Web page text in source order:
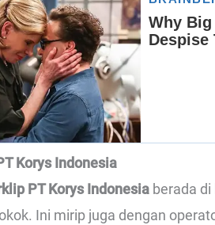
Korys Indonesia
PT Korys Indonesia berada
Ini mirip juga dengan